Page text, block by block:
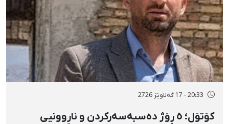
20:33 - 17 گەلاوێژ 2726
کۆتۆل؛ ٥ ڕۆژ دەسبەسەرکردن و ناڕوونیی